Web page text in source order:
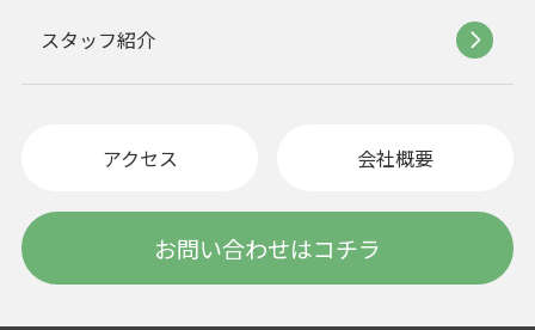
スタッフ紹介
アクセス 会社概要
お問い合わせはコチラ